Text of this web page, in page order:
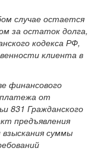
случае остается
за остаток долга,
кодекса РФ,
клиента в
финансового
от
831 Гражданского
предъявления
суммы